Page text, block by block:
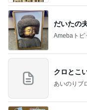
だいたの
Amebaトピ
クロとこ
あいのりブ